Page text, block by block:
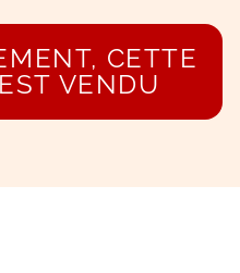
CETTE
VENDU